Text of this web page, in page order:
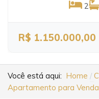
2
R$ 1.150.000,00
Você está aqui: Home
Apartamento para